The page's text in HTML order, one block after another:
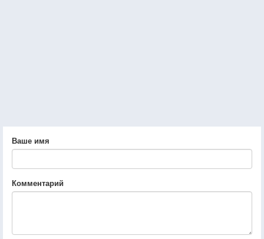
Ваше имя
Комментарий